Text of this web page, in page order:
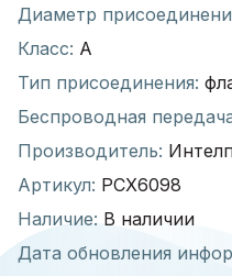
Диаметр
Класс: А
Тип присоединения:
Беспроводная
Производитель:
Артикул: РСХ6098
Наличие: В наличии
Дата обновления